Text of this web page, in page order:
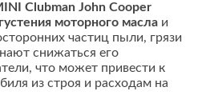
Clubman John Cooper
моторного масла и
частиц пыли, грязи
снижаться его
что может привести к
из строя и расходам на